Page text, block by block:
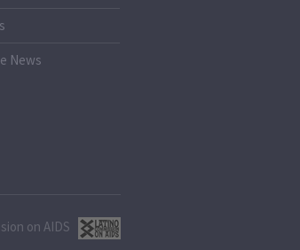
News
on AIDS